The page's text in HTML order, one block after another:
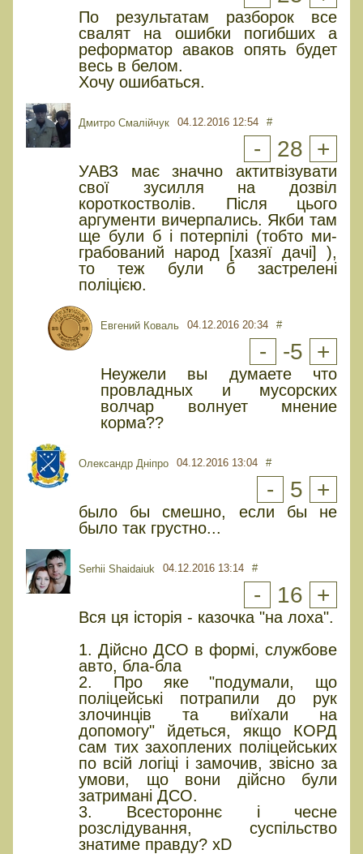
По результатам разборок все
свалят на ошибки погибших а
реформатор аваков опять будет
весь в белом.
Хочу ошибаться.
Дмитро Смалійчук 04.12.2016 12:54 #
- 28 +
УАВЗ має значно актитвізувати
свої зусилля на дозвіл
короткостволів. Після цього
аргументи вичерпались. Якби там
ще були б і потерпілі (тобто ми-
грабований народ [хазяї дачі] ),
то теж були б застрелені
поліцією.
Евгений Коваль 04.12.2016 20:34 #
- -5 +
Неужели вы думаете что
провладных и мусорских
волчар волнует мнение
корма??
Олександр Дніпро 04.12.2016 13:04 #
- 5 +
было бы смешно, если бы не
было так грустно...
Serhii Shaidaiuk 04.12.2016 13:14 #
- 16 +
Вся ця історія - казочка "на лоха".
1. Дійсно ДСО в формі, службове
авто, бла-бла
2. Про яке "подумали, що
поліцейські потрапили до рук
злочинців та виїхали на
допомогу" йдеться, якщо КОРД
сам тих захоплених поліцейських
по всій логіці і замочив, звісно за
умови, що вони дійсно були
затримані ДСО.
3. Всестороннє і чесне
розслідування, суспільство
знатиме правду? xD